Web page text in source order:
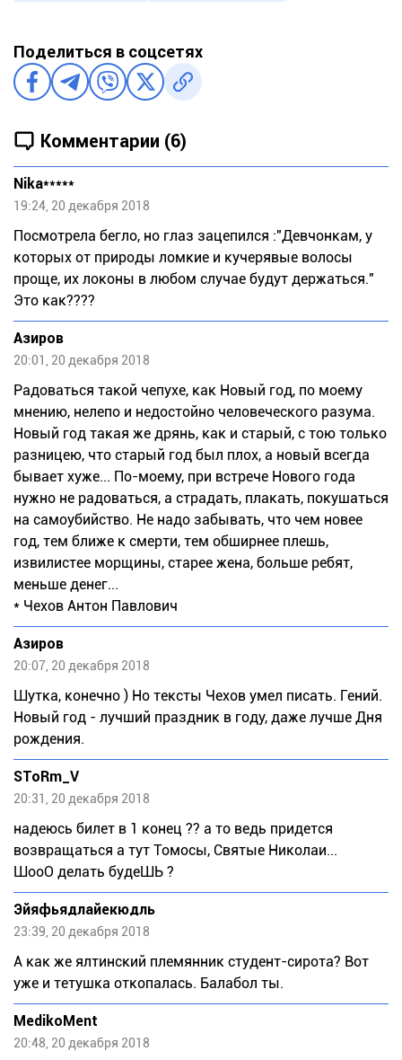
Поделиться в соцсетях
Комментарии (6)
Nika*****
19:24, 20 декабря 2018
Посмотрела бегло, но глаз зацепился :"Девчонкам, у
которых от природы ломкие и кучерявые волосы
проще, их локоны в любом случае будут держаться."
Это как????
Азиров
20:01, 20 декабря 2018
Радоваться такой чепухе, как Новый год, по моему
мнению, нелепо и недостойно человеческого разума.
Новый год такая же дрянь, как и старый, с тою только
разницею, что старый год был плох, а новый всегда
бывает хуже... По-моему, при встрече Нового года
нужно не радоваться, а страдать, плакать, покушаться
на самоубийство. He нaдo забывать, что чем новее
год, тем ближе к смерти, тем обширнее плешь,
извилиcтee морщины, старее жена, больше ребят,
меньше денег...
* Чехов Антон Павлович
Азиров
20:07, 20 декабря 2018
Шутка, конечно ) Но тексты Чехов умел писать. Гений.
Новый год - лучший праздник в году, даже лучше Дня
рождения.
SToRm_V
20:31, 20 декабря 2018
надеюсь билет в 1 конец ?? а то ведь придется
возвращаться а тут Томосы, Святые Николаи...
ШооО делать будеШЬ ?
Эйяфьядлайекюдль
23:39, 20 декабря 2018
А как же ялтинский племянник студент-сирота? Вот
уже и тетушка откопалась. Балабол ты.
MedikoMent
20:48, 20 декабря 2018